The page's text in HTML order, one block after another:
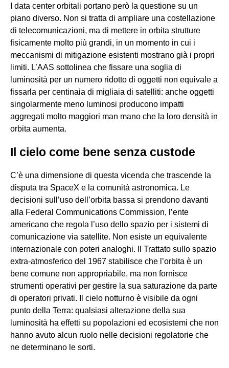
I data center orbitali portano però la questione su un
piano diverso. Non si tratta di ampliare una costellazione
di telecomunicazioni, ma di mettere in orbita strutture
fisicamente molto più grandi, in un momento in cui i
meccanismi di mitigazione esistenti mostrano già i propri
limiti. L’AAS sottolinea che fissare una soglia di
luminosità per un numero ridotto di oggetti non equivale a
fissarla per centinaia di migliaia di satelliti: anche oggetti
singolarmente meno luminosi producono impatti
aggregati molto maggiori man mano che la loro densità in
orbita aumenta.
Il cielo come bene senza custode
C’è una dimensione di questa vicenda che trascende la
disputa tra SpaceX e la comunità astronomica. Le
decisioni sull’uso dell’orbita bassa si prendono davanti
alla Federal Communications Commission, l’ente
americano che regola l’uso dello spazio per i sistemi di
comunicazione via satellite. Non esiste un equivalente
internazionale con poteri analoghi. Il Trattato sullo spazio
extra-atmosferico del 1967 stabilisce che l’orbita è un
bene comune non appropriabile, ma non fornisce
strumenti operativi per gestire la sua saturazione da parte
di operatori privati. Il cielo notturno è visibile da ogni
punto della Terra: qualsiasi alterazione della sua
luminosità ha effetti su popolazioni ed ecosistemi che non
hanno avuto alcun ruolo nelle decisioni regolatorie che
ne determinano le sorti.